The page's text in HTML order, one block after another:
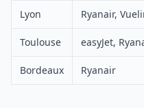
Lyon Ryanair,
Toulouse easyJet,
Bordeaux Ryanair